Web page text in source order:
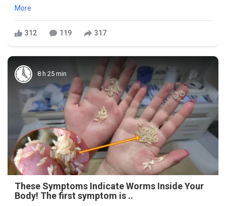
More
312 119 317
8 h 25 min
These Symptoms Indicate Worms Inside Your
Body! The first symptom is ..